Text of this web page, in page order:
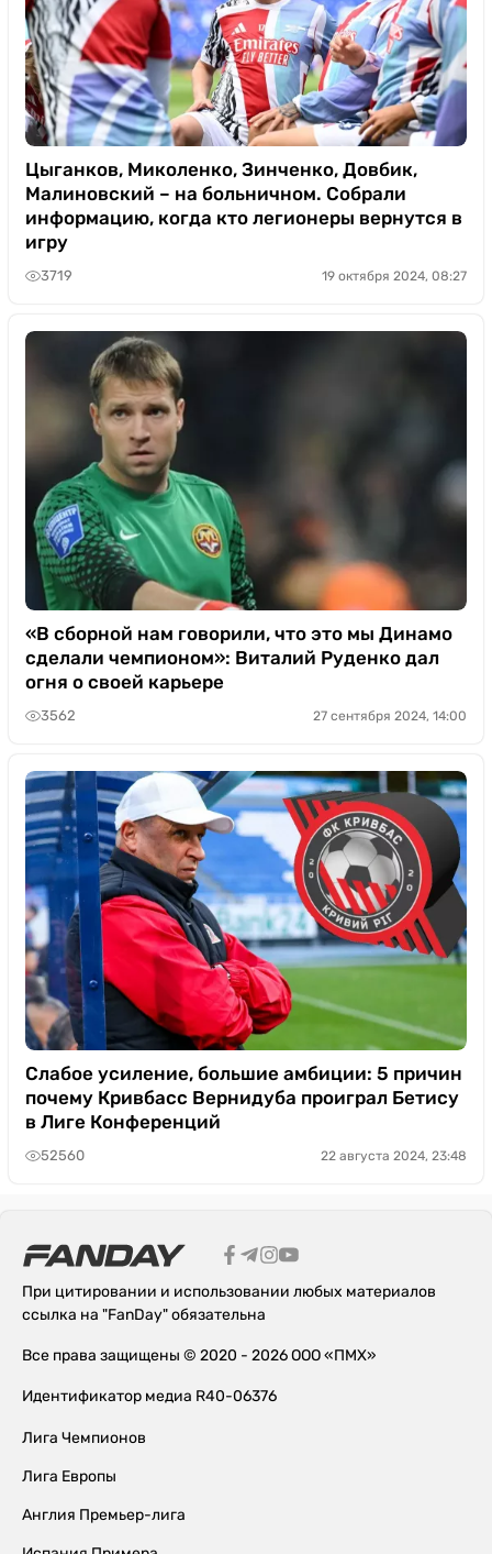
Цыганков, Миколенко, Зинченко, Довбик,
Малиновский – на больничном. Собрали
информацию, когда кто легионеры вернутся в
игру
3719 19 октября 2024, 08:27
«В сборной нам говорили, что это мы Динамо
сделали чемпионом»: Виталий Руденко дал
огня о своей карьере
3562 27 сентября 2024, 14:00
Слабое усиление, большие амбиции: 5 причин
почему Кривбасс Вернидуба проиграл Бетису
в Лиге Конференций
52560 22 августа 2024, 23:48
При цитировании и использовании любых материалов
ссылка на "FanDay" обязательна
Все права защищены © 2020 - 2026 ООО «ПМХ»
Идентификатор медиа R40-06376
Лига Чемпионов
Лига Европы
Англия Премьер-лига